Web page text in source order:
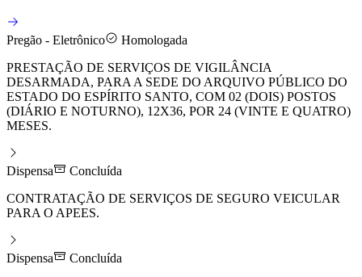
Pregão - Eletrônico
Homologada
PRESTAÇÃO DE SERVIÇOS DE VIGILÂNCIA
DESARMADA, PARA A SEDE DO ARQUIVO PÚBLICO DO
ESTADO DO ESPÍRITO SANTO, COM 02 (DOIS) POSTOS
(DIÁRIO E NOTURNO), 12X36, POR 24 (VINTE E QUATRO)
MESES.
Dispensa
Concluída
CONTRATAÇÃO DE SERVIÇOS DE SEGURO VEICULAR
PARA O APEES.
Dispensa
Concluída